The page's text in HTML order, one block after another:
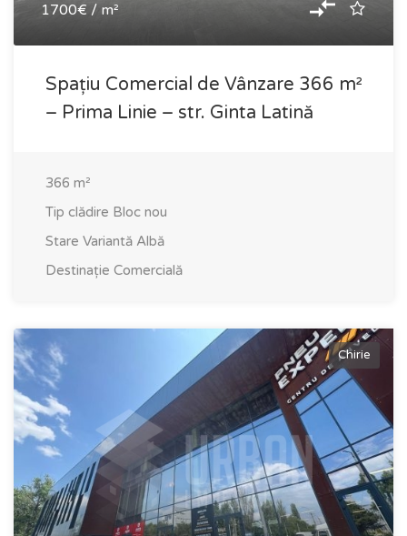
1700€ / m²
Spațiu Comercial de Vânzare 366 m²
– Prima Linie – str. Ginta Latină
366 m²
Tip clădire Bloc nou
Stare Variantă Albă
Destinație Comercială
Chirie